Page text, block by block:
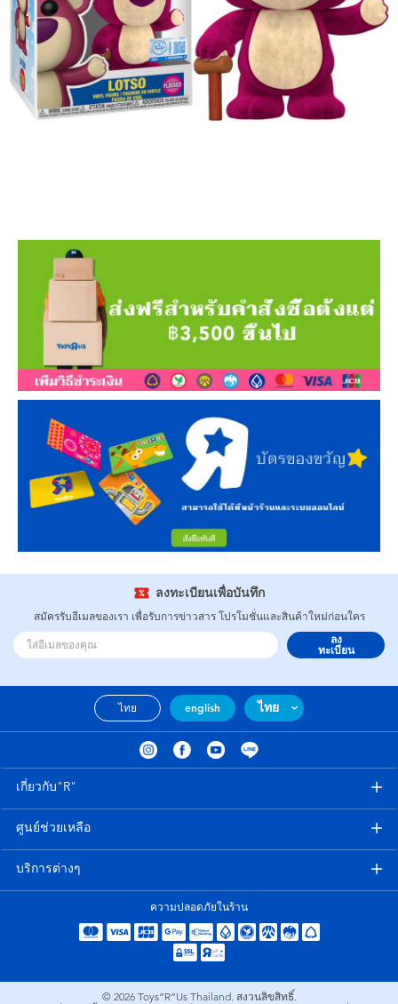
ลงทะเบียนเพื่อบันทึก
สมัครรับอีเมลของเรา เพื่อรับการข่าวสาร โปรโมชั่นและสินค้าใหม่ก่อนใคร
ลง
ทะเบียน
ไทย english ไทย
เกี่ยวกับ"R"
ศูนย์ช่วยเหลือ
บริการต่างๆ
ความปลอดภัยในร้าน
© 2026 Toys”R”Us Thailand. สงวนลิขสิทธิ์.